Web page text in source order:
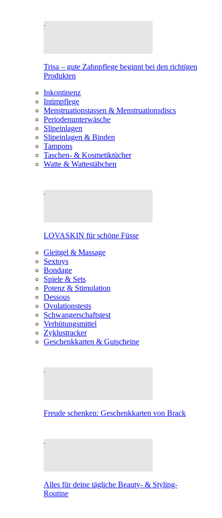
Trisa – gute Zahnpflege beginnt bei den richtigen
Produkten
Inkontinenz
Intimpflege
Menstruationstassen & Menstruationsdiscs
Periodenunterwäsche
Slipeinlagen
Slipeinlagen & Binden
Tampons
Taschen- & Kosmetiktücher
Watte & Wattestäbchen
LOVASKIN für schöne Füsse
Gleitgel & Massage
Sextoys
Bondage
Spiele & Sets
Potenz & Stimulation
Dessous
Ovulationstests
Schwangerschaftstest
Verhütungsmittel
Zyklustracker
Geschenkkarten & Gutscheine
Freude schenken: Geschenkkarten von Brack
Alles für deine tägliche Beauty- & Styling-
Routine